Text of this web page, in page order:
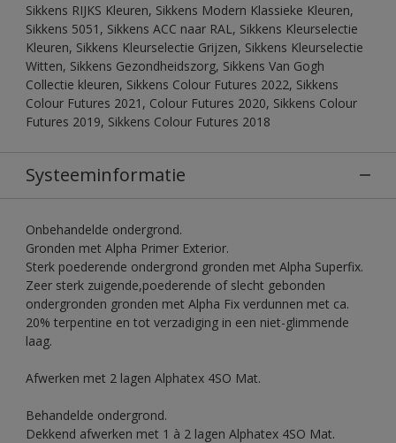
Sikkens RIJKS Kleuren, Sikkens Modern Klassieke Kleuren,
Sikkens 5051, Sikkens ACC naar RAL, Sikkens Kleurselectie
Kleuren, Sikkens Kleurselectie Grijzen, Sikkens Kleurselectie
Witten, Sikkens Gezondheidszorg, Sikkens Van Gogh
Collectie kleuren, Sikkens Colour Futures 2022, Sikkens
Colour Futures 2021, Colour Futures 2020, Sikkens Colour
Futures 2019, Sikkens Colour Futures 2018
Systeeminformatie
Onbehandelde ondergrond.
Gronden met Alpha Primer Exterior.
Sterk poederende ondergrond gronden met Alpha Superfix.
Zeer sterk zuigende,poederende of slecht gebonden
ondergronden gronden met Alpha Fix verdunnen met ca.
20% terpentine en tot verzadiging in een niet-glimmende
laag.
Afwerken met 2 lagen Alphatex 4SO Mat.
Behandelde ondergrond.
Dekkend afwerken met 1 à 2 lagen Alphatex 4SO Mat.